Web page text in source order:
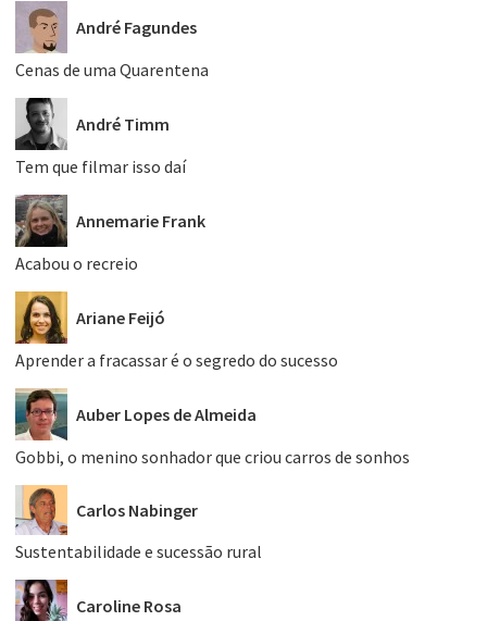
André Fagundes
Cenas de uma Quarentena
André Timm
Tem que filmar isso daí
Annemarie Frank
Acabou o recreio
Ariane Feijó
Aprender a fracassar é o segredo do sucesso
Auber Lopes de Almeida
Gobbi, o menino sonhador que criou carros de sonhos
Carlos Nabinger
Sustentabilidade e sucessão rural
Caroline Rosa